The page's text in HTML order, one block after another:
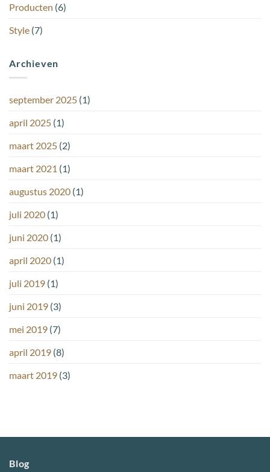
Producten (6)
Style (7)
Archieven
september 2025 (1)
april 2025 (1)
maart 2025 (2)
maart 2021 (1)
augustus 2020 (1)
juli 2020 (1)
juni 2020 (1)
april 2020 (1)
juli 2019 (1)
juni 2019 (3)
mei 2019 (7)
april 2019 (8)
maart 2019 (3)
Blog